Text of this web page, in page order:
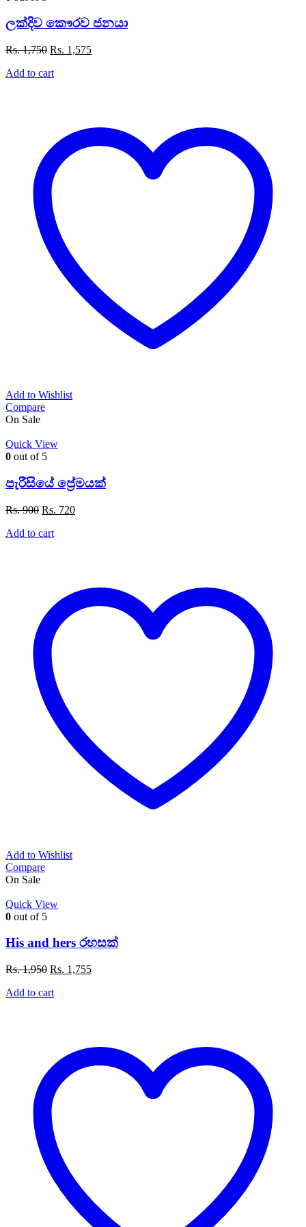
ලක්දිව කෞරව ජනයා
Rs.1,750 Original
was:
Rs. 1,575Current
Add to cart
Add to Wishlist
Compare
On Sale
Quick View
0 out of 5
පැරීසියේ ප්‍රේමයක්
Rs.900 Original
was:
Rs. 720Current
Add to cart
Add to Wishlist
Compare
On Sale
Quick View
0 out of 5
His and hers රහසක්
Rs.1,950 Original
was:
Rs. 1,755Current
Add to cart